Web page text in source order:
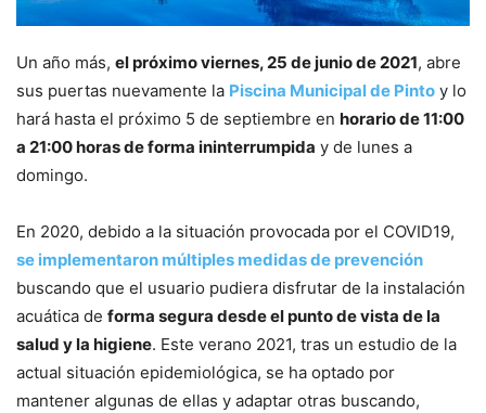
Un año más, el próximo viernes, 25 de junio de 2021, abre
sus puertas nuevamente la Piscina Municipal de Pinto y lo
hará hasta el próximo 5 de septiembre en horario de 11:00
a 21:00 horas de forma ininterrumpida y de lunes a
domingo.
En 2020, debido a la situación provocada por el COVID19,
se implementaron múltiples medidas de prevención
buscando que el usuario pudiera disfrutar de la instalación
acuática de forma segura desde el punto de vista de la
salud y la higiene. Este verano 2021, tras un estudio de la
actual situación epidemiológica, se ha optado por
mantener algunas de ellas y adaptar otras buscando,